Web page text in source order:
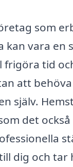
som
kan vara en
frigöra tid
att
själv.
det också
dig och tar